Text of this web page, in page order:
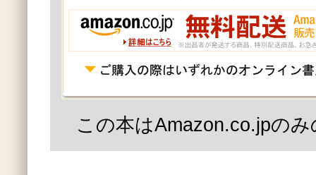
この本はAmazon.co.jpの